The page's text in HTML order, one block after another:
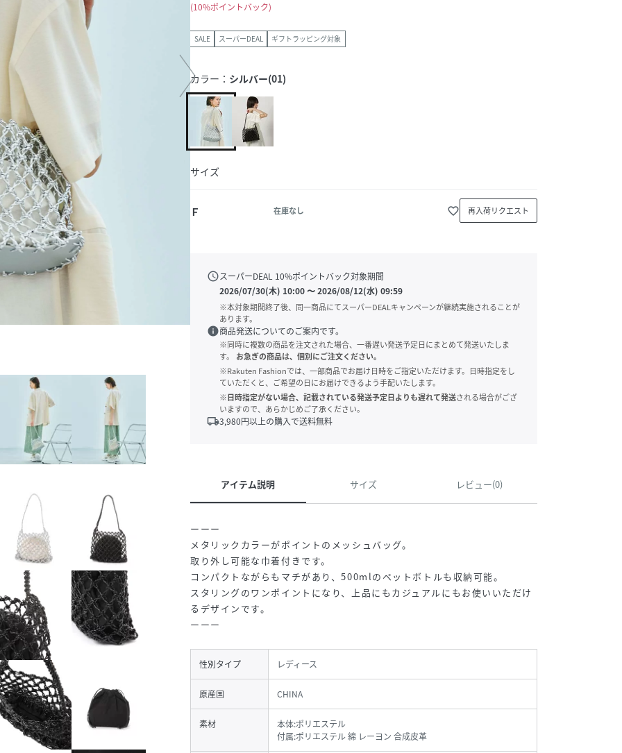
10%ポイントバック
SALE スーパーDEAL ギフトラッピング対象
カラー： シルバー(01)
サイズ
Ｆ 在庫なし favorite_border 再入荷リクエスト
scheduleスーパーDEAL 10%ポイントバック対象期間
2026/07/30(木) 10:00〜2026/08/12(水) 09:59
※本対象期間終了後、同一商品にてスーパーDEALキャンペーンが継続実施されることが
あります。
info商品発送についてのご案内です。
※同時に複数の商品を注文された場合、一番遅い発送予定日にまとめて発送いたしま
す。
お急ぎの商品は、個別にご注文ください。
※Rakuten Fashionでは、一部商品でお届け日時をご指定いただけます。日時指定をし
ていただくと、ご希望の日にお届けできるよう手配いたします。
※日時指定がない場合、記載されている発送予定日よりも遅れて発送される場合がござ
いますので、あらかじめご了承ください。
local_shipping3,980円以上の購入で送料無料
アイテム説明 サイズ レビュー(0)
ーーー
メタリックカラーがポイントのメッシュバッグ。
取り外し可能な巾着付きです。
コンパクトながらもマチがあり、500mlのペットボトルも収納可能。
スタリングのワンポイントになり、上品にもカジュアルにもお使いいただけ
るデザインです。
ーーー
性別タイプ レディース
原産国 CHINA
素材
本体:ポリエステル
付属:ポリエステル 綿 レーヨン 合成皮革